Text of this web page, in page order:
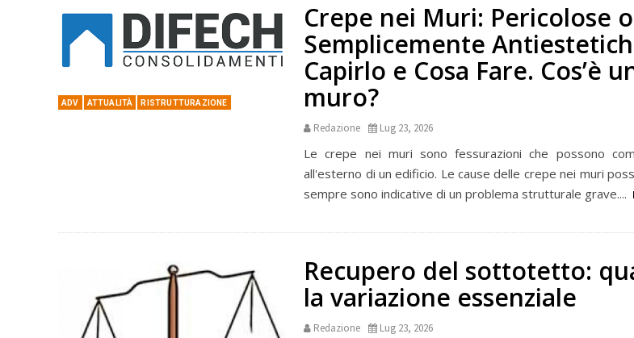
ADV ATTUALITÀ RISTRUTTURAZIONE
Crepe nei Muri: Pericolose o
Semplicemente
Capirlo e Cosa Fare. Cos’è
muro?
Redazione Lug 23, 2026
Le crepe nei muri sono fessurazioni che possono
all'esterno di un edificio. Le cause delle crepe nei muri
sempre sono indicative di un problema strutturale grave....
Recupero del sottotetto:
la variazione essenziale
Redazione Lug 23, 2026